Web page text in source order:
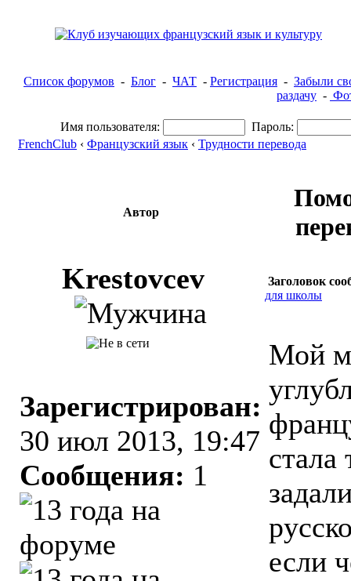
Список форумов - Блог - ЧАТ - Регистрация - Забыли
раздачу -
Имя пользователя:
Пароль:
FrenchClub ‹ Французский язык ‹ Трудности перевода
Автор
Krestovcev
Заголовок
для школы
Зарегистрирован:
30 июл 2013, 19:47
Сообщения: 1
Мой
стала
если